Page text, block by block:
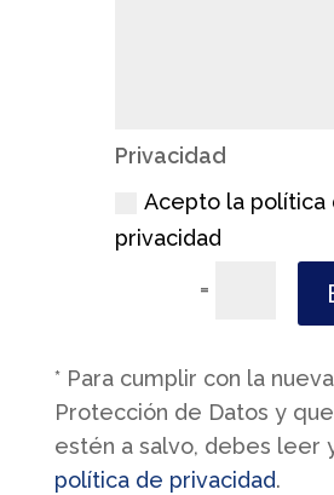
Privacidad
Acepto la política
privacidad
=
* Para cumplir con la
Protección de Datos y
estén a salvo, debes leer
política de privacidad.